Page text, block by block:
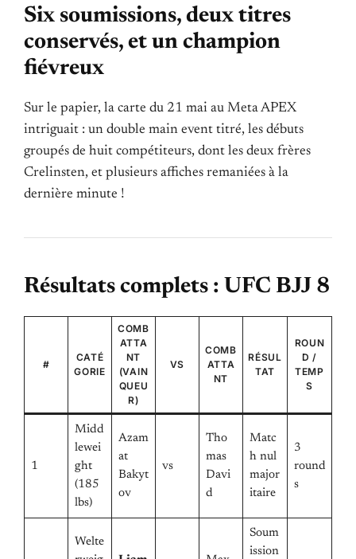
Six soumissions, deux titres
conservés, et un champion
fiévreux
Sur le papier, la carte du 21 mai au Meta APEX
intriguait : un double main event titré, les débuts
groupés de huit compétiteurs, dont les deux frères
Crelinsten, et plusieurs affiches remaniées à la
dernière minute !
Résultats complets : UFC BJJ 8
#
CATÉ
GORIE
COMB
ATTA
NT
(VAIN
QUEU
R)
VS
COMB
ATTA
NT
RÉSUL
TAT
ROUN
D /
TEMP
S
1
Midd
lewei
ght
(185
lbs)
Azam
at
Bakyt
ov
vs
Tho
mas
Davi
d
Matc
h nul
major
itaire
3
round
s
Welte
Soum
ission